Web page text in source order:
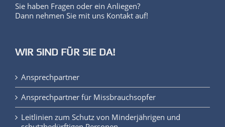
Sie haben Fragen oder ein Anliegen?
Dann nehmen Sie mit uns Kontakt auf!
WIR SIND FÜR SIE DA!
Ansprechpartner
Ansprechpartner für Missbrauchsopfer
Leitlinien zum Schutz von Minderjährigen und